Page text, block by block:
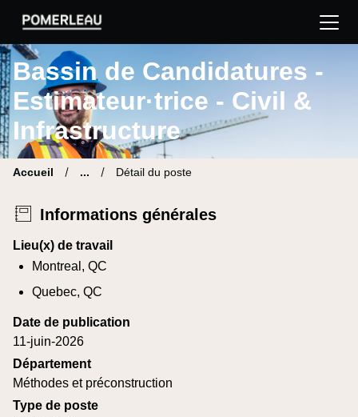
Pomerleau Site carrière | Trouve ton nouveau poste
Bassin de Candidatures -
Estimateur·trice - Civil &
Infrastructure
Accueil ... Détail du poste
Informations générales
Lieu(x) de travail
Montreal, QC
Quebec, QC
Date de publication
11-juin-2026
Département
Méthodes et préconstruction
Type de poste